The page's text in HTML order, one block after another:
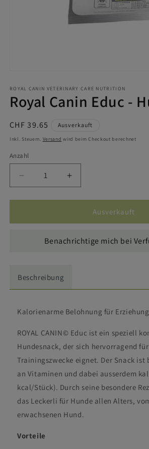
in
Modal
öffnen
ROYAL CANIN VETERINARY CARE NUTRITION
Royal Canin Educ -
Normaler
Preis
CHF 39.65 Ausverkauft
Inkl. Steuern. Versand wird beim Checkout berechnet
Anzahl
Verringere
die
Menge
Royal
Erhöhe
die
Menge
Royal
Educ
Ausverkauft
Benachrichtige mich bei
Beschreibung
Kalorienarme Belohnung für
ROYAL CANIN© Educ ist ein speziell
Hundesnack, der sich hervorragend
Trainingszwecke eignet. Der Snack ist
an Vitaminen und dabei ausserdem
kcal/Stück). Durch seine besondere
das Leckerli für Hunde allen Alters,
erwachsenen Hund.
Vorteile